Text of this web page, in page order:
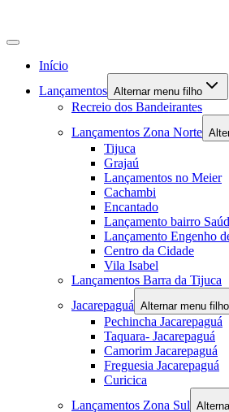
Início
Lançamentos Alternar menu filho
Recreio dos Bandeirantes
Lançamentos Zona Norte
Tijuca
Grajaú
Lançamentos no Meier
Cachambi
Encantado
Lançamento bairro
Lançamento Engenho
Centro da Cidade
Vila Isabel
Lançamentos Barra da Tijuca
Jacarepaguá Alternar menu filho
Pechincha Jacarepaguá
Taquara- Jacarepaguá
Camorim Jacarepaguá
Freguesia Jacarepaguá
Curicica
Lançamentos Zona Sul